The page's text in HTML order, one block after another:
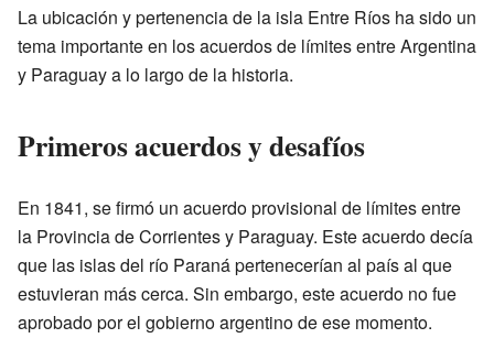
La ubicación y pertenencia de la isla Entre Ríos ha sido un
tema importante en los acuerdos de límites entre Argentina
y Paraguay a lo largo de la historia.
Primeros acuerdos y desafíos
En 1841, se firmó un acuerdo provisional de límites entre
la Provincia de Corrientes y Paraguay. Este acuerdo decía
que las islas del río Paraná pertenecerían al país al que
estuvieran más cerca. Sin embargo, este acuerdo no fue
aprobado por el gobierno argentino de ese momento.